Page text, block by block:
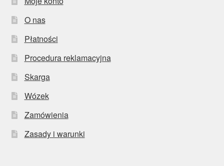
O nas
Płatności
Procedura reklamacyjna
Skarga
Wózek
Zamówienia
Zasady i warunki